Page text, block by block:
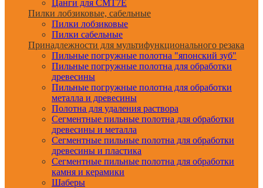
Цанги для CMT7E
Пилки лобзиковые, сабельные
Пилки лобзиковые
Пилки сабельные
Принадлежности для мультифункционального резака
Пильные погружные полотна "японский зуб"
Пильные погружные полотна для обработки
древесины
Пильные погружные полотна для обработки
металла и древесины
Полотна для удаления раствора
Сегментные пильные полотна для обработки
древесины и металла
Сегментные пильные полотна для обработки
древесины и пластика
Сегментные пильные полотна для обработки
камня и керамики
Шаберы